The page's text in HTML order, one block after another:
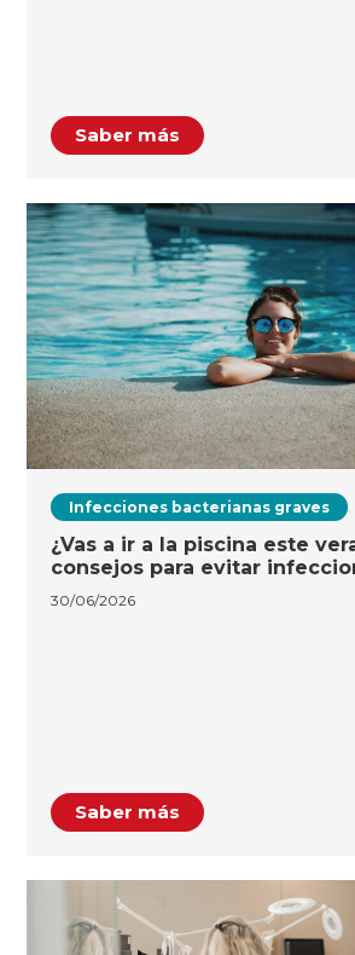
Saber más
Infecciones bacterianas graves
¿Vas a ir a la piscina este
consejos para evitar
30/06/2026
Saber más